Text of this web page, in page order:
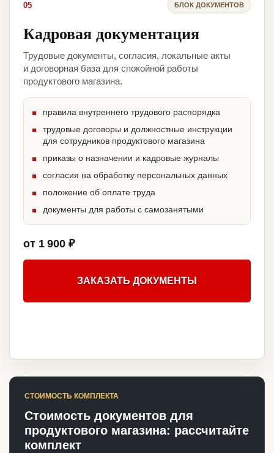
05 БЛОК ДОКУМЕНТОВ
Кадровая документация
Трудовые документы, согласия, локальные акты
и договорная база для спокойной работы
продуктового магазина.
правила внутреннего трудового распорядка
трудовые договоры и должностные инструкции
для сотрудников продуктового магазина
приказы о назначении и кадровые журналы
согласия на обработку персональных данных
положение об оплате труда
документы для работы с самозанятыми
от 1 900 ₽
ЗАКАЗАТЬ ДОКУМЕНТЫ
СТОИМОСТЬ КОМПЛЕКТА
Стоимость документов для
продуктового магазина: рассчитайте
комплект